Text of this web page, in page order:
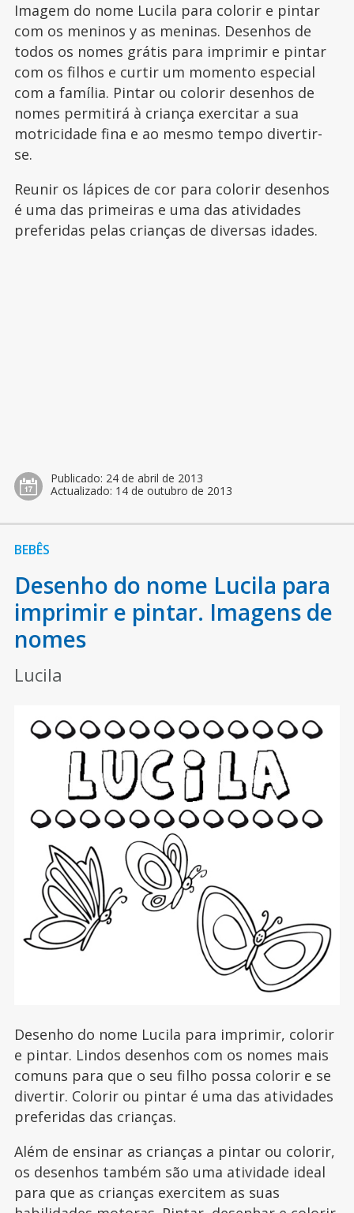
Imagem do nome Lucila para colorir e pintar
com os meninos y as meninas. Desenhos de
todos os nomes grátis para imprimir e pintar
com os filhos e curtir um momento especial
com a família. Pintar ou colorir desenhos de
nomes permitirá à criança exercitar a sua
motricidade fina e ao mesmo tempo divertir-
se.
Reunir os lápices de cor para colorir desenhos
é uma das primeiras e uma das atividades
preferidas pelas crianças de diversas idades.
Publicado: 24 de abril de 2013
Actualizado: 14 de outubro de 2013
BEBÊS
Desenho do nome Lucila para
imprimir e pintar. Imagens de
nomes
Lucila
Desenho do nome Lucila para imprimir, colorir
e pintar. Lindos desenhos com os nomes mais
comuns para que o seu filho possa colorir e se
divertir. Colorir ou pintar é uma das atividades
preferidas das crianças.
Além de ensinar as crianças a pintar ou colorir,
os desenhos também são uma atividade ideal
para que as crianças exercitem as suas